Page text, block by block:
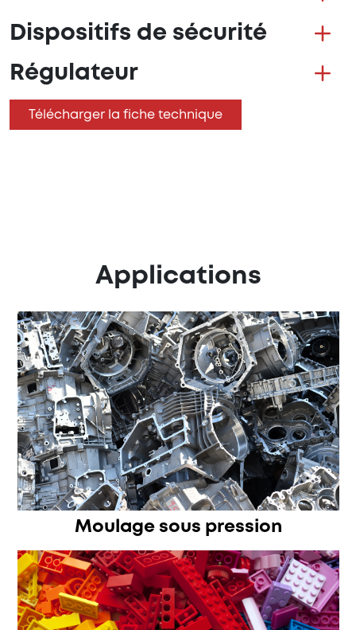
Dispositifs de sécurité
Régulateur
Télécharger la fiche technique
Applications
Moulage sous pression